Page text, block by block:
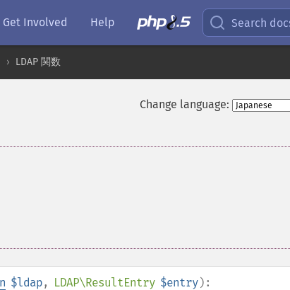
Get Involved Help Search
LDAP 関数
Change language:
$ldap, LDAP\ResultEntry $entry):